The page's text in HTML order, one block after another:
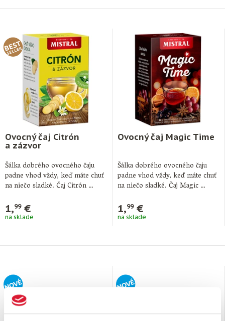
Ovocný čaj Citrón
a zázvor
Šálka dobrého ovocného čaju
padne vhod vždy, keď máte chuť
na niečo sladké. Čaj Citrón …
1,99€
na sklade
Ovocný čaj Magic Time
Šálka dobrého ovocného čaju
padne vhod vždy, keď máte chuť
na niečo sladké. Čaj Magic …
1,99€
na sklade